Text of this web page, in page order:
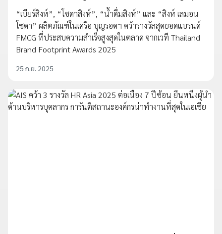
“เบียร์สิงห์”, “โซดาสิงห์”, “น้ำดื่มสิงห์” และ “สิงห์ เลมอน
โซดา” ผลิตภัณฑ์ในเครือ บุญรอดฯ คว้ารางวัลสุดยอดแบรนด์
FMCG ที่ประสบความสำเร็จสูงสุดในตลาด จากเวที Thailand
Brand Footprint Awards 2025
25 ก.ย. 2025